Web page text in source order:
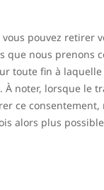
pouvez retirer
que nous prenons
toute fin à laquelle
noter, lorsque le
ce consentement,
alors plus